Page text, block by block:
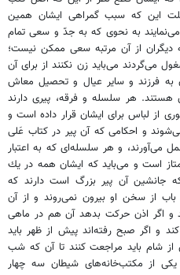
اين كه سبب گمراهى ايشان همين
به نحوى كه به جدّ و سعى تمام
از آن مرتبه سعى ممكن نيست؛
مى‌گردند مى‌بايد زن نكنند از براى آن
فرزند و ساير عيال و تحصيل معاش
هستند. هر سلسله و فرقه، پيرى دارند
از لباس براى ايشان قرار داده است و
و احكامى كه آن پير در كتاب عَلى
مى‌آورند، و هر سلسله‌اى كه به اعتبار
است و مى‌بايد كه ايشان همه در يك
جانشين آن پير بزرگ است دارند كه
از سخن او بيرون نمى‌روند و از آن
و اگر اذن حركت بدهد آن هم در ماهى
و اگر صبح رفته‌اند پيش از ظهر بايد
از شام بايد مراجعت كنند تا آن كه شب
از مكتب‌خانه‌هاى شيطان سه چهار